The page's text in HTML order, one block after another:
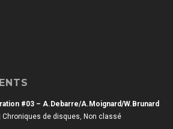
#03 – A.Debarre/A.Moignard/W.Brunard
|Chroniques de disques, Non classé